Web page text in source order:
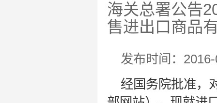
海关总署公告
售进出口商品
发布时间：
经国务院批准，